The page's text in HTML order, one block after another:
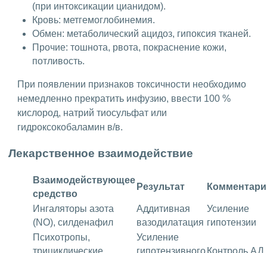
(при интоксикации цианидом).
Кровь: метгемоглобинемия.
Обмен: метаболический ацидоз, гипоксия тканей.
Прочие: тошнота, рвота, покраснение кожи,
потливость.
При появлении признаков токсичности необходимо
немедленно прекратить инфузию, ввести 100 %
кислород, натрий тиосульфат или
гидроксокобаламин в/в.
Лекарственное взаимодействие
Взаимодействующее
средство
Результат
Ингаляторы азота
(NO), силденафил
Аддитивная
вазодилатация
Усиление
гипотензии
Психотропы,
трициклические
Усиление
гипотензивного Контроль АД